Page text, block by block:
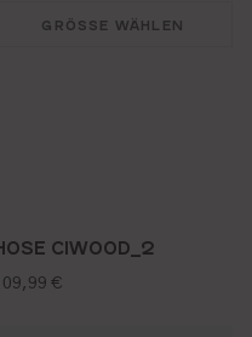
GRÖSSE WÄHLEN
CIWOOD_2
preis:
€